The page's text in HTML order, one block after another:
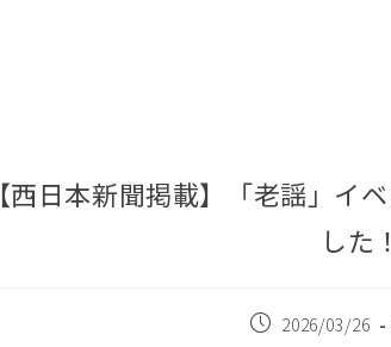
【西日本新聞掲載】「老謡」イ
した！
2026/03/26